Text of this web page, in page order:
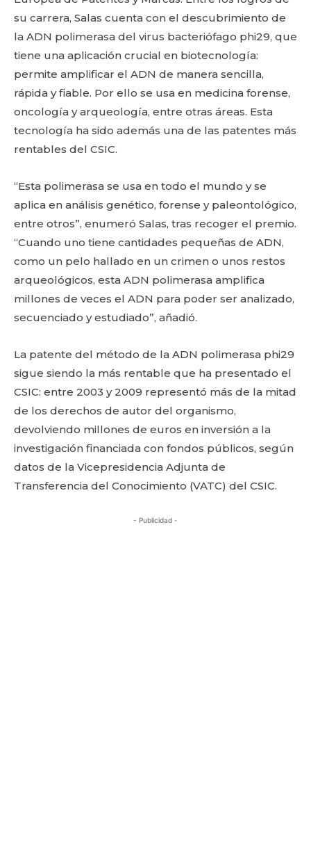
su carrera, Salas cuenta con el descubrimiento de
la ADN polimerasa del virus bacteriófago phi29, que
tiene una aplicación crucial en biotecnología:
permite amplificar el ADN de manera sencilla,
rápida y fiable. Por ello se usa en medicina forense,
oncología y arqueología, entre otras áreas. Esta
tecnología ha sido además una de las patentes más
rentables del CSIC.
“Esta polimerasa se usa en todo el mundo y se
aplica en análisis genético, forense y paleontológico,
entre otros”, enumeró Salas, tras recoger el premio.
“Cuando uno tiene cantidades pequeñas de ADN,
como un pelo hallado en un crimen o unos restos
arqueológicos, esta ADN polimerasa amplifica
millones de veces el ADN para poder ser analizado,
secuenciado y estudiado”, añadió.
La patente del método de la ADN polimerasa phi29
sigue siendo la más rentable que ha presentado el
CSIC: entre 2003 y 2009 representó más de la mitad
de los derechos de autor del organismo,
devolviendo millones de euros en inversión a la
investigación financiada con fondos públicos, según
datos de la Vicepresidencia Adjunta de
Transferencia del Conocimiento (VATC) del CSIC.
- Publicidad -